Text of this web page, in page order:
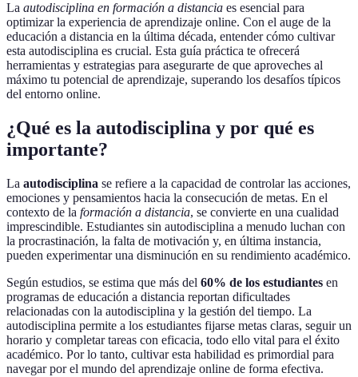
La autodisciplina en formación a distancia es esencial para
optimizar la experiencia de aprendizaje online. Con el auge de la
educación a distancia en la última década, entender cómo cultivar
esta autodisciplina es crucial. Esta guía práctica te ofrecerá
herramientas y estrategias para asegurarte de que aproveches al
máximo tu potencial de aprendizaje, superando los desafíos típicos
del entorno online.
¿Qué es la autodisciplina y por qué es
importante?
La autodisciplina se refiere a la capacidad de controlar las acciones,
emociones y pensamientos hacia la consecución de metas. En el
contexto de la formación a distancia, se convierte en una cualidad
imprescindible. Estudiantes sin autodisciplina a menudo luchan con
la procrastinación, la falta de motivación y, en última instancia,
pueden experimentar una disminución en su rendimiento académico.
Según estudios, se estima que más del 60% de los estudiantes en
programas de educación a distancia reportan dificultades
relacionadas con la autodisciplina y la gestión del tiempo. La
autodisciplina permite a los estudiantes fijarse metas claras, seguir un
horario y completar tareas con eficacia, todo ello vital para el éxito
académico. Por lo tanto, cultivar esta habilidad es primordial para
navegar por el mundo del aprendizaje online de forma efectiva.